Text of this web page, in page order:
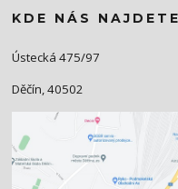
KDE NÁS NAJDETE
Ústecká 475/97
Děčín, 40502